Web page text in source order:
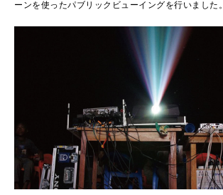
ーンを使ったパブリックビューイングを行いました。